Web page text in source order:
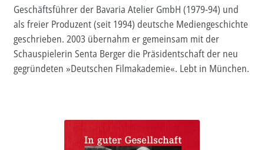
öffnen
Film & Kultur
Untermenü
öffnen
Autor*innen
Aktuelles
Handel
Service
Geschäftsführer der Bavaria Atelier GmbH (1979-94) und
als freier Produzent (seit 1994) deutsche Mediengeschichte
geschrieben. 2003 übernahm er gemeinsam mit der
Schauspielerin Senta Berger die Präsidentschaft der neu
gegründeten »Deutschen Filmakademie«. Lebt in München.